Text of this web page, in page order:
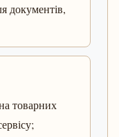
документів,
товарних